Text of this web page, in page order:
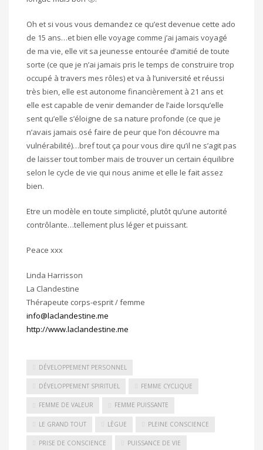
Oh et si vous vous demandez ce qu’est devenue cette ado
de 15 ans…et bien elle voyage comme j’ai jamais voyagé
de ma vie, elle vit sa jeunesse entourée d’amitié de toute
sorte (ce que je n’ai jamais pris le temps de construire trop
occupé à travers mes rôles) et va à l’université et réussi
très bien, elle est autonome financièrement à 21 ans et
elle est capable de venir demander de l’aide lorsqu’elle
sent qu’elle s’éloigne de sa nature profonde (ce que je
n’avais jamais osé faire de peur que l’on découvre ma
vulnérabilité)…bref tout ça pour vous dire qu’il ne s’agit pas
de laisser tout tomber mais de trouver un certain équilibre
selon le cycle de vie qui nous anime et elle le fait assez
bien.
Etre un modèle en toute simplicité, plutôt qu’une autorité
contrôlante…tellement plus léger et puissant.
Peace xxx
Linda Harrisson
La Clandestine
Thérapeute corps-esprit / femme
info@laclandestine.me
http://www.laclandestine.me
DÉVELOPPEMENT PERSONNEL
DÉVELOPPEMENT SPIRITUEL FEMME CYCLIQUE
FEMME DE VALEUR FEMME PUISSANTE
LE GRAND TOUT LÈGUE PLEINE CONSCIENCE
PRISE DE CONSCIENCE PUISSANCE DE VIE